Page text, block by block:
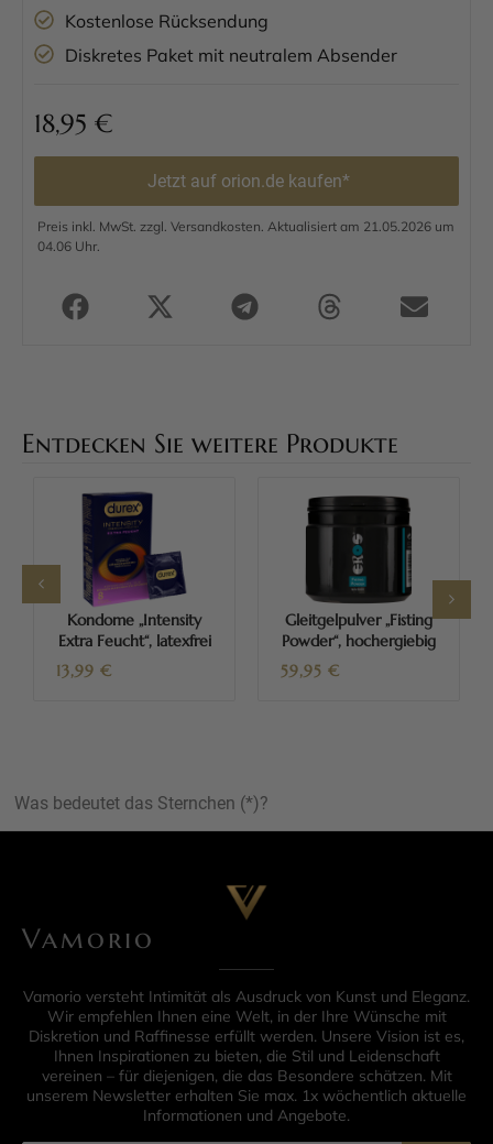
Kostenlose Rücksendung
Diskretes Paket mit neutralem Absender
18,95 €
Jetzt auf orion.de kaufen*
Preis inkl. MwSt. zzgl. Versandkosten. Aktualisiert am 21.05.2026 um
04.06 Uhr.
Entdecken Sie weitere Produkte
Kondome „Intensity
Extra Feucht“, latexfrei
13,99 €
Gleitgelpulver „Fisting
Powder“, hochergiebig
59,95 €
Was bedeutet das Sternchen (*)?
Vamorio
Vamorio versteht Intimität als Ausdruck von Kunst und Eleganz.
Wir empfehlen Ihnen eine Welt, in der Ihre Wünsche mit
Diskretion und Raffinesse erfüllt werden. Unsere Vision ist es,
Ihnen Inspirationen zu bieten, die Stil und Leidenschaft
vereinen – für diejenigen, die das Besondere schätzen. Mit
unserem Newsletter erhalten Sie max. 1x wöchentlich aktuelle
Informationen und Angebote.